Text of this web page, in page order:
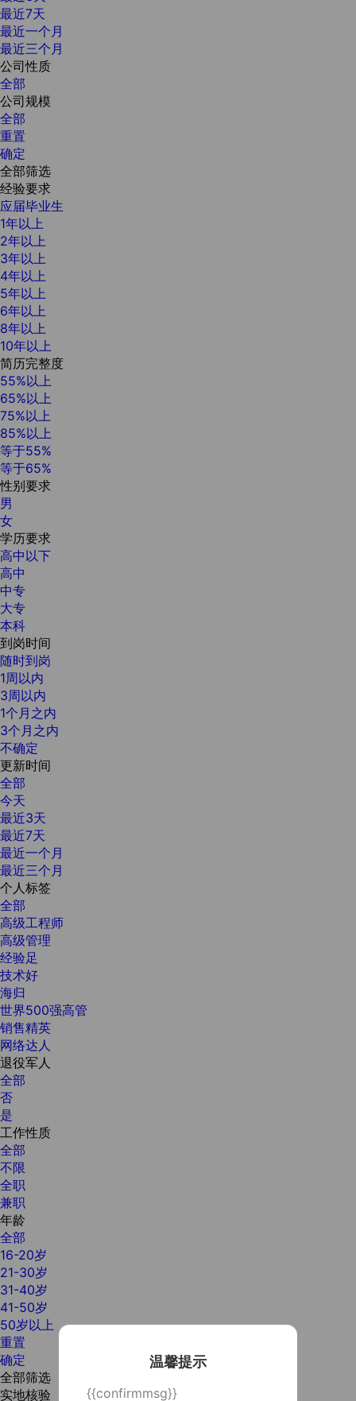
温馨提示
{{confirmmsg}}
最近7天
最近一个月
最近三个月
公司性质
全部
公司规模
全部
重置
确定
全部筛选
经验要求
应届毕业生
1年以上
2年以上
3年以上
4年以上
5年以上
6年以上
8年以上
10年以上
简历完整度
55%以上
65%以上
75%以上
85%以上
等于55%
等于65%
性别要求
男
女
学历要求
高中以下
高中
中专
大专
本科
到岗时间
随时到岗
1周以内
3周以内
1个月之内
3个月之内
不确定
更新时间
全部
今天
最近3天
最近7天
最近一个月
最近三个月
个人标签
全部
高级工程师
高级管理
经验足
技术好
海归
世界500强高管
销售精英
网络达人
退役军人
全部
否
是
工作性质
全部
不限
全职
兼职
年龄
全部
16-20岁
21-30岁
31-40岁
41-50岁
50岁以上
重置
确定
全部筛选
实地核验